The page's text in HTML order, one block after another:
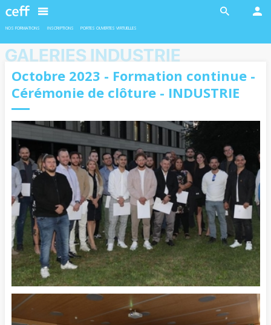
NOS FORMATIONS INSCRIPTIONS PORTES OUVERTES VIRTUELLES
GALERIES INDUSTRIE
Octobre 2023 - Formation continue -
Cérémonie de clôture - INDUSTRIE
Ateliers robotiques
Deux ateliers sont proposés en
collaboration avec l'EPFL aux filles et
garçons de 11 à 13 ans.
INDUSTRIE
En savoir plus
Formation duales
L’admission pour les formations duales
est soumise à la conclusion d’un contrat
d’apprentissage avec une entreprise
formatrice.
En savoir plus